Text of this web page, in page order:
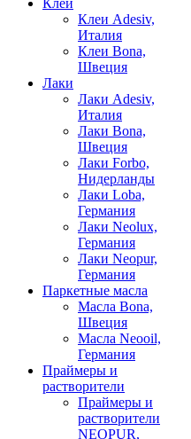
Клеи
Клеи Adesiv,
Италия
Клеи Bona,
Швеция
Лаки
Лаки Adesiv,
Италия
Лаки Bona,
Швеция
Лаки Forbo,
Нидерланды
Лаки Loba,
Германия
Лаки Neolux,
Германия
Лаки Neopur,
Германия
Паркетные масла
Масла Bona,
Швеция
Масла Neooil,
Германия
Праймеры и
растворители
Праймеры и
растворители
NEOPUR,